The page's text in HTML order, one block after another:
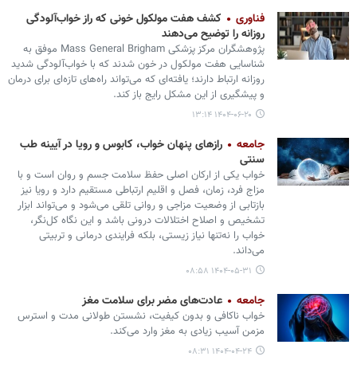
فناوری
کشف هفت مولکول خونی که راز خواب‌آلودگی
روزانه را توضیح می‌دهند
پژوهشگران مرکز پزشکی Mass General Brigham موفق به
شناسایی هفت مولکول در خون شدند که با خواب‌آلودگی شدید
روزانه ارتباط دارند؛ یافته‌ای که می‌تواند راه‌های تازه‌ای برای درمان
و پیشگیری از این مشکل رایج باز کند.
۱۴۰۴-۰۶-۲۰ ۱۳:۱۴
جامعه
رازهای پنهان خواب، کابوس و رویا در آیینه طب
سنتی
خواب یکی از ارکان اصلی حفظ سلامت جسم و روان است و با
مزاج فرد، زمان، فصل و اقلیم ارتباطی مستقیم دارد و رویا نیز
بازتابی از وضعیت مزاجی و روانی تلقی می‌شود و می‌تواند ابزار
تشخیص و اصلاح اختلالات درونی باشد و این نگاه کل‌نگر،
خواب را نه‌تنها نیاز زیستی، بلکه فرایندی درمانی و تربیتی
می‌داند.
۱۴۰۴-۰۵-۳۱ ۰۸:۵۸
جامعه عادت‌های مضر برای سلامت مغز
خواب ناکافی و بدون کیفیت، نشستن طولانی مدت و استرس
مزمن آسیب زیادی به مغز وارد می‌کند.
۱۴۰۴-۰۴-۲۴ ۰۸:۳۱